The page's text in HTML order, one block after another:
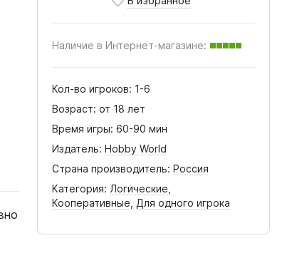
Наличие в Интернет-магазине:
Кол-во игроков: 1-6
Возраст: от 18 лет
Время игры: 60-90 мин
Издатель: Hobby World
Страна производитель: Россия
Категория: Логические
Кооперативные Для одного игрока